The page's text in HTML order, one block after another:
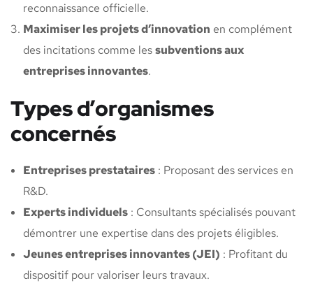
reconnaissance officielle.
Maximiser les projets d’innovation en complément
des incitations comme lessubventions aux
entreprises innovantes.
Types d’organismes
concernés
Entreprises prestataires : Proposant des services en
R&D.
Experts individuels : Consultants spécialisés pouvant
démontrer une expertise dans des projets éligibles.
Jeunes entreprises innovantes (JEI) : Profitant du
dispositif pour valoriser leurs travaux.